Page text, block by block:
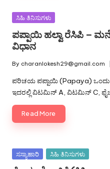
Posted
ಸಿಹಿ ತಿನಿಸುಗಳು
ಪಪ್ಪಾಯಿ ಹಲ್ವಾ ರೆಸಿಪಿ –
ವಿಧಾನ
Posted
by
By charanlokesh29@gmail.com
ಪರಿಚಯ ಪಪ್ಪಾಯಿ (Papaya) ಒಂದು
ಇದರಲ್ಲಿ ವಿಟಮಿನ್ A, ವಿಟಮಿನ್ C,
Read More
Posted
ಸಸ್ಯಾಹಾರಿ ಸಿಹಿ ತಿನಿಸುಗಳು